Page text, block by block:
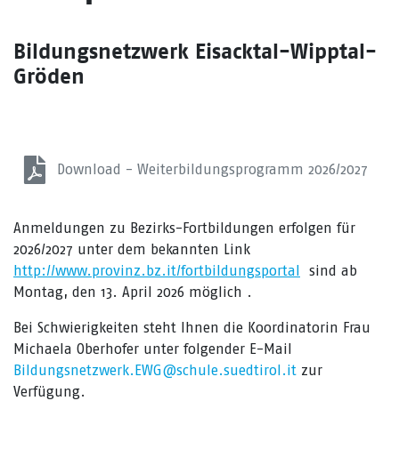
Bildungsnetzwerk Eisacktal-Wipptal-
Gröden
Download - Weiterbildungsprogramm 2026/2027
Anmeldungen zu Bezirks-Fortbildungen erfolgen für
2026/2027 unter dem bekannten Link
http://www.provinz.bz.it/fortbildungsportal
sind ab
Montag, den 13. April 2026 möglich .
Bei Schwierigkeiten steht Ihnen die Koordinatorin Frau
Michaela Oberhofer unter folgender E-Mail
Bildungsnetzwerk.EWG@schule.suedtirol.it zur
Verfügung.